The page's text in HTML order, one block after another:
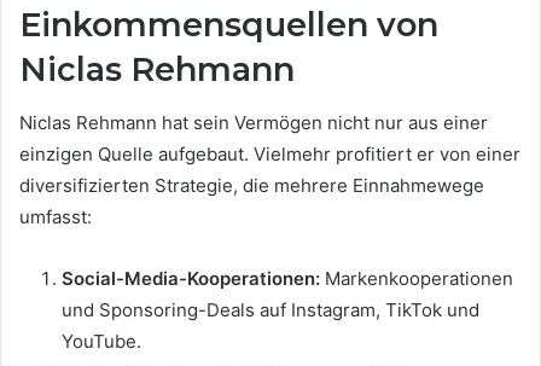
Einkommensquellen von
Niclas Rehmann
Niclas Rehmann hat sein Vermögen nicht nur aus einer
einzigen Quelle aufgebaut. Vielmehr profitiert er von einer
diversifizierten Strategie, die mehrere Einnahmewege
umfasst:
Social-Media-Kooperationen: Markenkooperationen
und Sponsoring-Deals auf Instagram, TikTok und
YouTube.